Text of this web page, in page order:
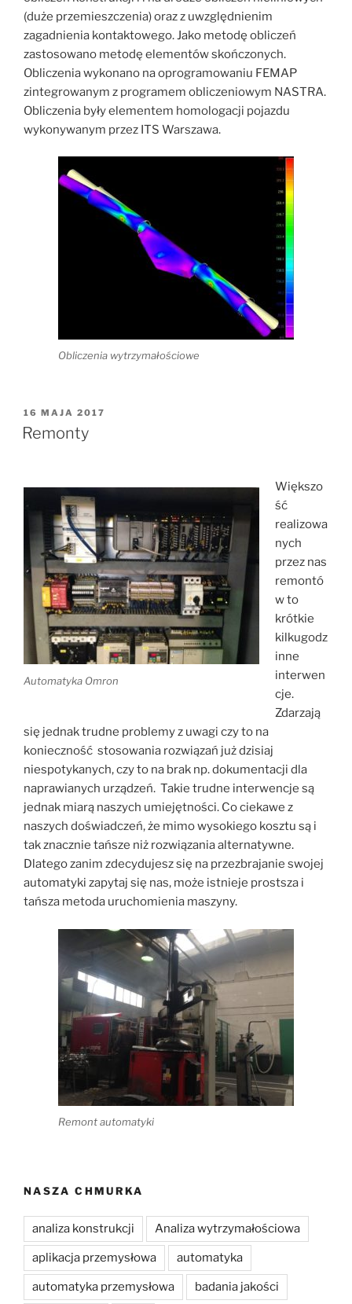
(duże przemieszczenia) oraz z uwzględnienim
zagadnienia kontaktowego. Jako metodę obliczeń
zastosowano metodę elementów skończonych.
Obliczenia wykonano na oprogramowaniu FEMAP
zintegrowanym z programem obliczeniowym NASTRA.
Obliczenia były elementem homologacji pojazdu
wykonywanym przez ITS Warszawa.
Obliczenia wytrzymałościowe
OPUBLIKOWANE
W
16 MAJA 2017
Remonty
Automatyka Omron
Większo
ść
realizowa
nych
przez nas
remontó
w to
krótkie
kilkugodz
inne
interwen
cje.
Zdarzają
się jednak trudne problemy z uwagi czy to na
konieczność stosowania rozwiązań już dzisiaj
niespotykanych, czy to na brak np. dokumentacji dla
naprawianych urządzeń. Takie trudne interwencje są
jednak miarą naszych umiejętności. Co ciekawe z
naszych doświadczeń, że mimo wysokiego kosztu są i
tak znacznie tańsze niż rozwiązania alternatywne.
Dlatego zanim zdecydujesz się na przezbrajanie swojej
automatyki zapytaj się nas, może istnieje prostsza i
tańsza metoda uruchomienia maszyny.
Remont automatyki
NASZA CHMURKA
analiza konstrukcji Analiza wytrzymałościowa
aplikacja przemysłowa automatyka
automatyka przemysłowa badania jakości